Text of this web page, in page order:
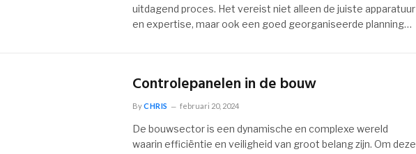
uitdagend proces. Het vereist niet alleen de juiste apparatuur
en expertise, maar ook een goed georganiseerde planning…
Controlepanelen in de bouw
ByCHRIS februari 20, 2024
De bouwsector is een dynamische en complexe wereld
waarin efficiëntie en veiligheid van groot belang zijn. Om deze